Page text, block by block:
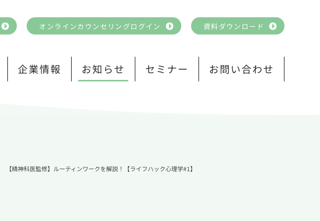
オンラインカウンセリングログイン 資料ダウンロード
企業情報 お知らせ セミナー お問い合わせ
【精神科医監修】ルーティンワークを解説！【ライフハック心理学#1】